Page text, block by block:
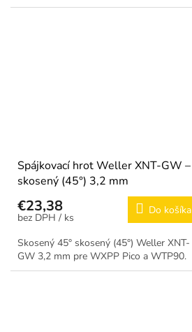
Spájkovací hrot Weller XNT-GW –
skosený (45°) 3,2 mm
€23,38
/ ks
Do košíka
Skosený 45° skosený (45°) Weller XNT-
GW 3,2 mm pre WXPP Pico a WTP90.